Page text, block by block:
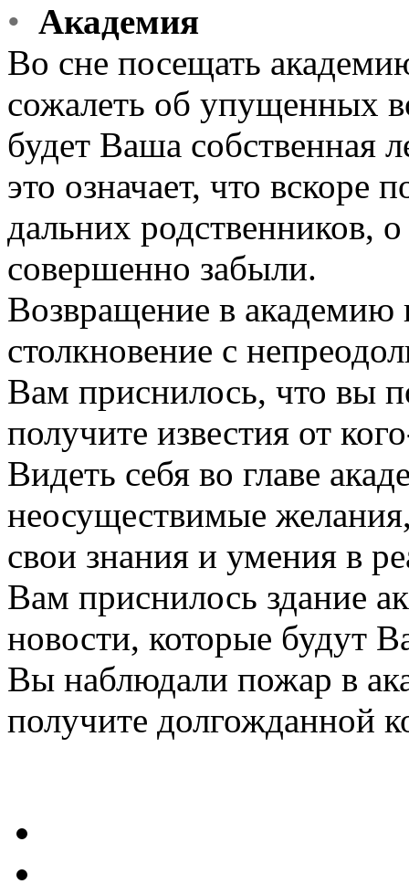
• Академия
Во сне посещать
сожалеть об упущенных
будет Ваша собственная
это означает, что вскоре
дальних родственников,
совершенно забыли.
Возвращение в академию
столкновение с
Вам приснилось, что вы
получите известия от
Видеть себя во главе
неосуществимые
свои знания и умения в
Вам приснилось здание
новости, которые будут
Вы наблюдали пожар в
получите долгожданной